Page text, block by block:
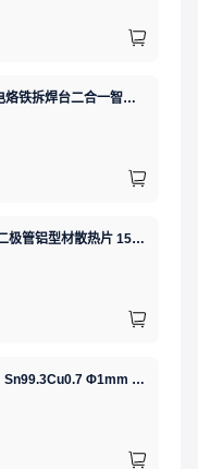
Bakon(深圳白光)，热风枪电烙铁拆焊台二合一智能双数显可调恒温焊接台，BK701D
XSD(鑫顺达)to-220 to-247二极管铝型材散热片 15.5*10.5*21 本色带针大功率电子散热器（可定制）
XHT(兴鸿泰)，无铅焊锡丝，Sn99.3Cu0.7 Φ1mm 750G，环保锡线， 免洗焊锡丝/锡线,1卷